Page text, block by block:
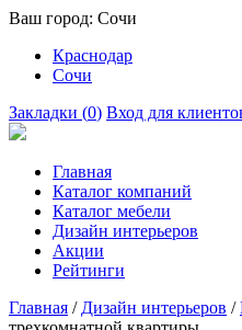
Ваш город: Сочи
Краснодар
Сочи
Закладки (0) Вход для
Главная
Каталог компаний
Каталог мебели
Дизайн интерьеров
Акции
Рейтинги
Главная / Дизайн интерьеров /